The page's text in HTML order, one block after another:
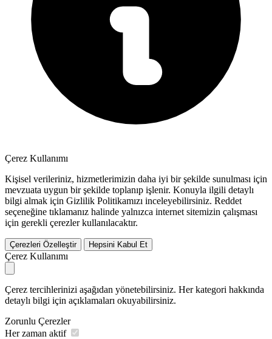
Çerez Kullanımı
Kişisel verileriniz, hizmetlerimizin daha iyi bir şekilde sunulması için
mevzuata uygun bir şekilde toplanıp işlenir. Konuyla ilgili detaylı
bilgi almak için Gizlilik Politikamızı inceleyebilirsiniz. Reddet
seçeneğine tıklamanız halinde yalnızca internet sitemizin çalışması
için gerekli çerezler kullanılacaktır.
Çerezleri Özelleştir Hepsini Kabul Et
Çerez Kullanımı
Çerez tercihlerinizi aşağıdan yönetebilirsiniz. Her kategori hakkında
detaylı bilgi için açıklamaları okuyabilirsiniz.
Zorunlu Çerezler
Her zaman aktif